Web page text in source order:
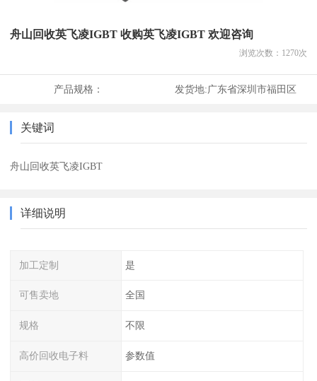
舟山回收英飞凌IGBT 收购英飞凌IGBT 欢迎咨询
浏览次数： 1270次
产品规格： 发货地:广东省深圳市福田区
关键词
舟山回收英飞凌IGBT
详细说明
加工定制 是
可售卖地 全国
规格 不限
高价回收电子料 参数值